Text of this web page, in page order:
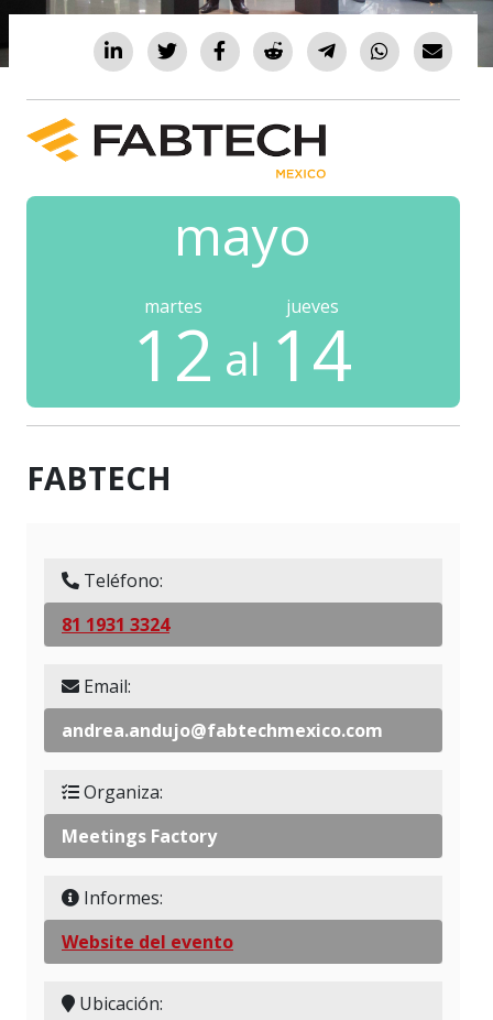
mayo
martes
12 al
jueves
14
FABTECH
Teléfono:
81 1931 3324
Email:
andrea.andujo@fabtechmexico.com
Organiza:
Meetings Factory
Informes:
Website del evento
Ubicación: